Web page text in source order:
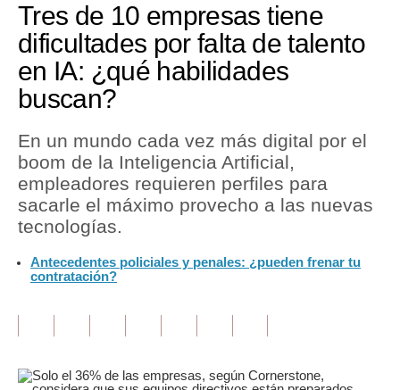
Perú
Política
Tu Dinero
Finanzas Personales
Inmobiliarias
Plus G
Editorial
Pregunta de hoy
Tendencias
Tres de 10 empresas tiene
dificultades por falta de talento
en IA: ¿qué habilidades
buscan?
En un mundo cada vez más digital por el
boom de la Inteligencia Artificial,
empleadores requieren perfiles para
sacarle el máximo provecho a las nuevas
tecnologías.
Antecedentes policiales y penales: ¿pueden frenar tu
contratación?